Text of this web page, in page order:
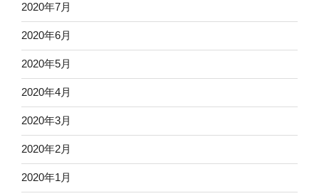
2020年7月
2020年6月
2020年5月
2020年4月
2020年3月
2020年2月
2020年1月